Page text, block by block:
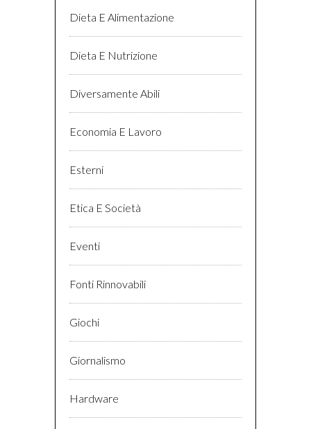
Dieta E Alimentazione
Dieta E Nutrizione
Diversamente Abili
Economia E Lavoro
Esterni
Etica E Società
Eventi
Fonti Rinnovabili
Giochi
Giornalismo
Hardware